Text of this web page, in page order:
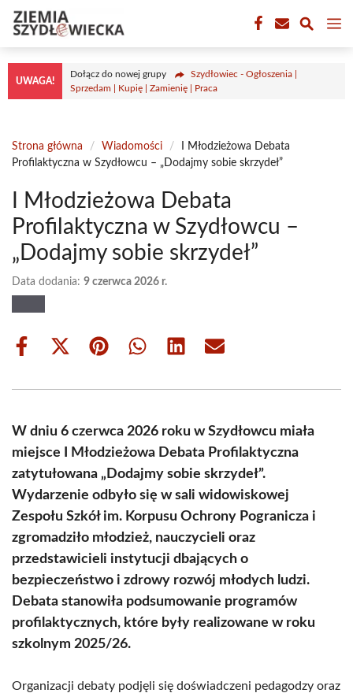
Przejdź
treści
UWAGA!
Dołącz do nowej grupy
Szydłowiec - Ogłoszenia |
Sprzedam | Kupię | Zamienię | Praca
Strona główna / Wiadomości /
I Młodzieżowa Debata
Profilaktyczna w Szydłowcu – „Dodajmy sobie skrzydeł”
I Młodzieżowa Debata
Profilaktyczna w Szydłowcu –
„Dodajmy sobie skrzydeł”
Data dodania: 9 czerwca 2026 r.
Share
Share
(Twitter)
Share Share Share Share
W dniu 6 czerwca 2026 roku w Szydłowcu miała
miejsce I Młodzieżowa Debata Profilaktyczna
zatytułowana „Dodajmy sobie skrzydeł”.
Wydarzenie odbyło się w sali widowiskowej
Zespołu Szkół im. Korpusu Ochrony Pogranicza i
zgromadziło młodzież, nauczycieli oraz
przedstawicieli instytucji dbających o
bezpieczeństwo i zdrowy rozwój młodych ludzi.
Debata stanowiła podsumowanie programów
profilaktycznych, które były realizowane w roku
szkolnym 2025/26.
Organizacji debaty podjęli się doświadczeni pedagodzy oraz